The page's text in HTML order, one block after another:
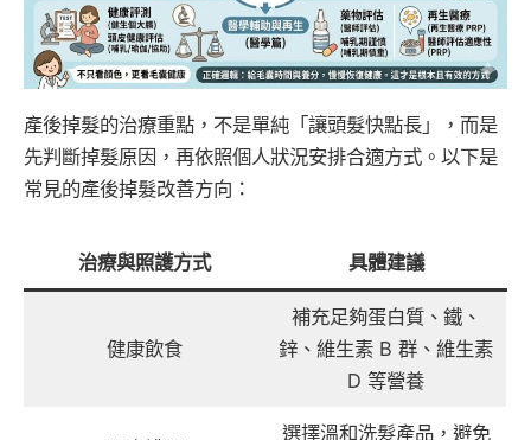
產後掉髮的治療重點，不是單純「讓頭髮快點長」，而是
先判斷掉髮原因，再依照個人狀況安排合適方式。以下是
常見的產後掉髮改善方向：
治療與照護方式 具體建議
健康飲食
補充足夠蛋白質、鐵、
鋅、維生素 B 群、維生素
D 等營養
選擇溫和洗髮產品，避免